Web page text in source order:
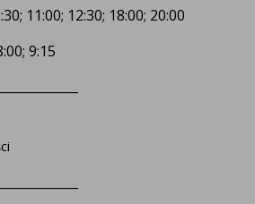
11:00; 12:30; 18:00; 20:00
9:15